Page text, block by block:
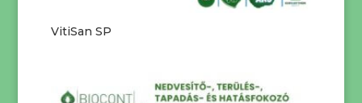
VitiSan SP